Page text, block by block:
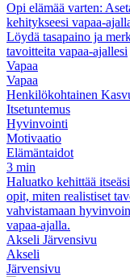
Opi elämää varten:
kehitykseesi vapaa-
Löydä tasapaino ja
tavoitteita vapaa-ajallesi
Vapaa
Vapaa
Henkilökohtainen
Itsetuntemus
Hyvinvointi
Motivaatio
Elämäntaidot
3 min
Haluatko kehittää
opit, miten realistiset
vahvistamaan
vapaa-ajalla.
Akseli Järvensivu
Akseli
Järvensivu